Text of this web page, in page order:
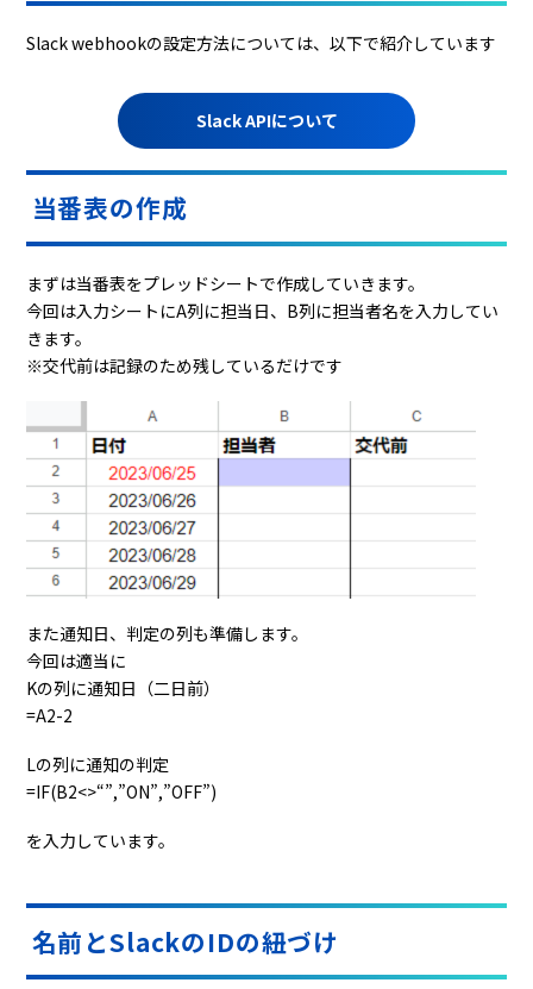
Slack webhookの設定方法については、以下で紹介しています
Slack APIについて
当番表の作成
まずは当番表をプレッドシートで作成していきます。
今回は入力シートにA列に担当日、B列に担当者名を入力してい
きます。
※交代前は記録のため残しているだけです
また通知日、判定の列も準備します。
今回は適当に
Kの列に通知日（二日前）
=A2-2
Lの列に通知の判定
=IF(B2<>“”,”ON”,”OFF”)
を入力しています。
名前とSlackのIDの紐づけ